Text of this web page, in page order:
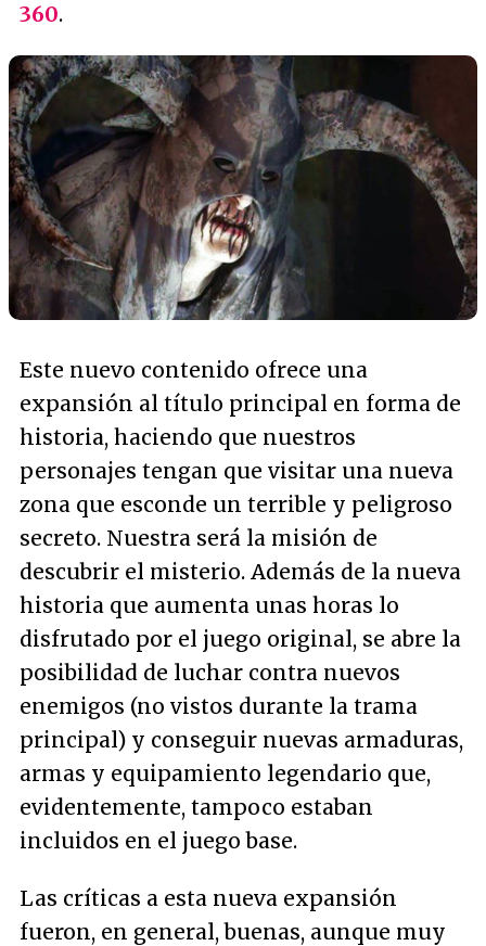
360.
Este nuevo contenido ofrece una
expansión al título principal en forma de
historia, haciendo que nuestros
personajes tengan que visitar una nueva
zona que esconde un terrible y peligroso
secreto. Nuestra será la misión de
descubrir el misterio. Además de la nueva
historia que aumenta unas horas lo
disfrutado por el juego original, se abre la
posibilidad de luchar contra nuevos
enemigos (no vistos durante la trama
principal) y conseguir nuevas armaduras,
armas y equipamiento legendario que,
evidentemente, tampoco estaban
incluidos en el juego base.
Las críticas a esta nueva expansión
fueron, en general, buenas, aunque muy